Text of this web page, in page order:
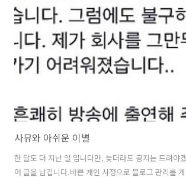
니다.훌륭한 DJ는 아닙니다만, 마이크를 잡은 만큼 청
떠올리며 열심히 해보겠습니다. 그럼, 용산FM 피아니
한 영화음악" 한번 들어보시기 바랍니다. 팟티:
사뮤와 아쉬운 이별
한 달도 더 지난 일 입니다만, 늦더라도 공지는 드려야
어 글을 남깁니다.바쁜 개인 사정으로 블로그 관리를